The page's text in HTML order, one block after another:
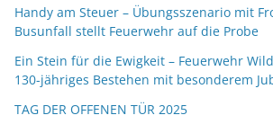
Handy am Steuer – Übungsszenario mit
Busunfall stellt Feuerwehr auf die Probe
Ein Stein für die Ewigkeit – Feuerwehr
130-jähriges Bestehen mit besonderem
TAG DER OFFENEN TÜR 2025